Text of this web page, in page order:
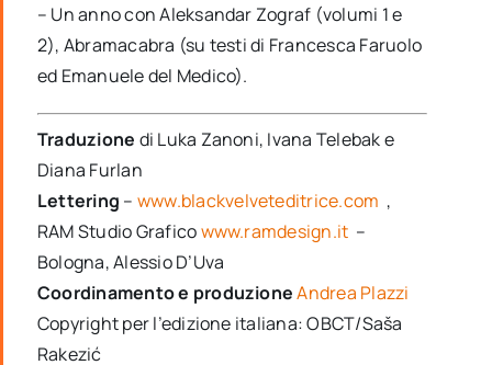
– Un anno con Aleksandar Zograf (volumi 1 e
2), Abramacabra (su testi di Francesca Faruolo
ed Emanuele del Medico).
Traduzione di Luka Zanoni, Ivana Telebak e
Diana Furlan
Lettering – www.blackvelveteditrice.com ,
RAM Studio Graficowww.ramdesign.it –
Bologna, Alessio D’Uva
Coordinamento e produzione Andrea Plazzi
Copyright per l’edizione italiana: OBCT/Saša
Rakezić